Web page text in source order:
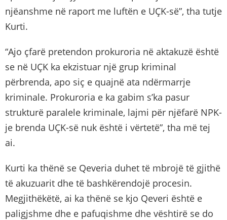
njëanshme në raport me luftën e UÇK-së”, tha tutje
Kurti.
“Ajo çfarë pretendon prokuroria në aktakuzë është
se në UÇK ka ekzistuar një grup kriminal
përbrenda, apo siç e quajnë ata ndërmarrje
kriminale. Prokuroria e ka gabim s’ka pasur
strukturë paralele kriminale, lajmi për njëfarë NPK-
je brenda UÇK-së nuk është i vërtetë”, tha më tej
ai.
Kurti ka thënë se Qeveria duhet të mbrojë të gjithë
të akuzuarit dhe të bashkërendojë procesin.
Megjithëkëtë, ai ka thënë se kjo Qeveri është e
paligjshme dhe e pafuqishme dhe vështirë se do